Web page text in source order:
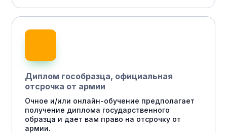
Диплом гособразца, официальная
отсрочка от армии
Очное и/или онлайн-обучение предполагает
получение диплома государственного
образца и дает вам право на отсрочку от
армии.